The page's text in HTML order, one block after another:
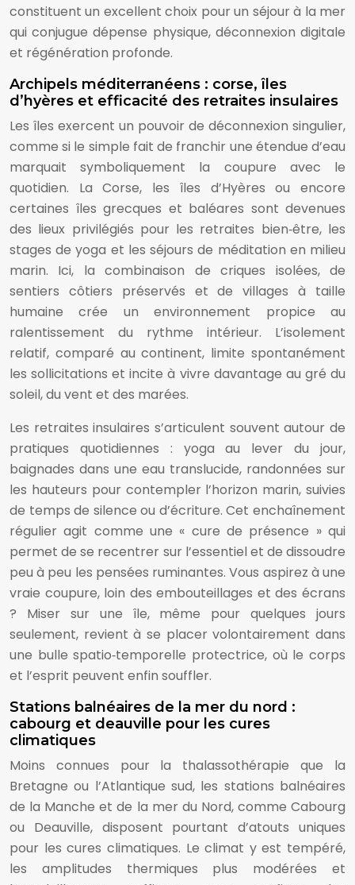
constituent un excellent choix pour un séjour à la mer
qui conjugue dépense physique, déconnexion digitale
et régénération profonde.
Archipels méditerranéens : corse, îles
d’hyères et efficacité des retraites insulaires
Les îles exercent un pouvoir de déconnexion singulier,
comme si le simple fait de franchir une étendue d’eau
marquait symboliquement la coupure avec le
quotidien. La Corse, les îles d’Hyères ou encore
certaines îles grecques et baléares sont devenues
des lieux privilégiés pour les retraites bien‑être, les
stages de yoga et les séjours de méditation en milieu
marin. Ici, la combinaison de criques isolées, de
sentiers côtiers préservés et de villages à taille
humaine crée un environnement propice au
ralentissement du rythme intérieur. L’isolement
relatif, comparé au continent, limite spontanément
les sollicitations et incite à vivre davantage au gré du
soleil, du vent et des marées.
Les retraites insulaires s’articulent souvent autour de
pratiques quotidiennes : yoga au lever du jour,
baignades dans une eau translucide, randonnées sur
les hauteurs pour contempler l’horizon marin, suivies
de temps de silence ou d’écriture. Cet enchaînement
régulier agit comme une « cure de présence » qui
permet de se recentrer sur l’essentiel et de dissoudre
peu à peu les pensées ruminantes. Vous aspirez à une
vraie coupure, loin des embouteillages et des écrans
? Miser sur une île, même pour quelques jours
seulement, revient à se placer volontairement dans
une bulle spatio‑temporelle protectrice, où le corps
et l’esprit peuvent enfin souffler.
Stations balnéaires de la mer du nord :
cabourg et deauville pour les cures
climatiques
Moins connues pour la thalassothérapie que la
Bretagne ou l’Atlantique sud, les stations balnéaires
de la Manche et de la mer du Nord, comme Cabourg
ou Deauville, disposent pourtant d’atouts uniques
pour les cures climatiques. Le climat y est tempéré,
les amplitudes thermiques plus modérées et